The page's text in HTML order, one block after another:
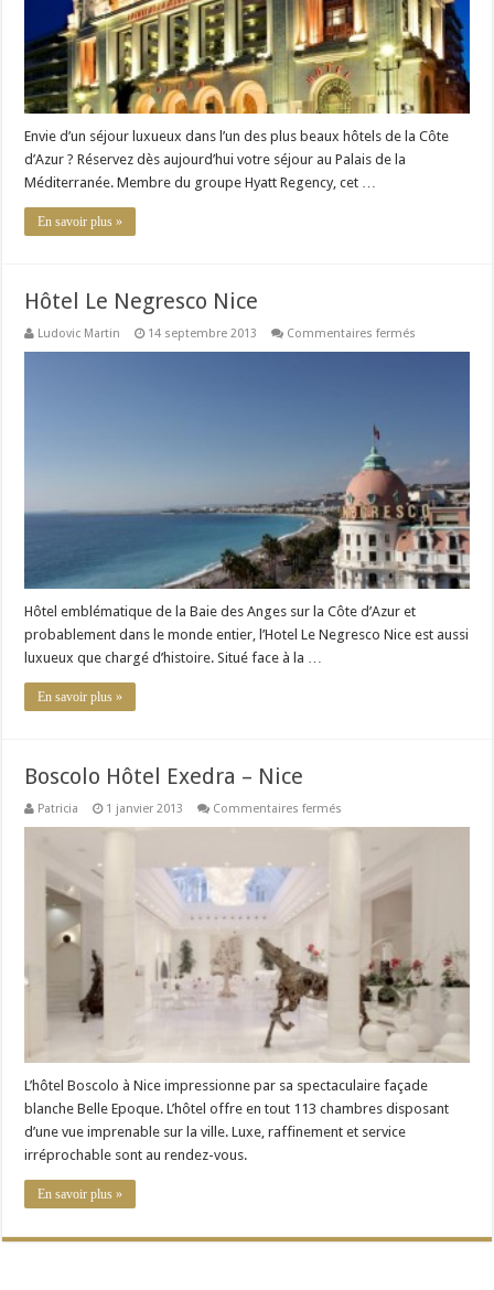
Envie d’un séjour luxueux dans l’un des plus beaux hôtels de la Côte
d’Azur ? Réservez dès aujourd’hui votre séjour au Palais de la
Méditerranée. Membre du groupe Hyatt Regency, cet …
En savoir plus »
Hôtel Le Negresco Nice
Ludovic Martin 14 septembre 2013 Commentaires fermés
Hôtel emblématique de la Baie des Anges sur la Côte d’Azur et
probablement dans le monde entier, l’Hotel Le Negresco Nice est aussi
luxueux que chargé d’histoire. Situé face à la …
En savoir plus »
Boscolo Hôtel Exedra – Nice
Patricia 1 janvier 2013 Commentaires fermés
Hôtel
L’hôtel Boscolo à Nice impressionne par sa spectaculaire façade
blanche Belle Epoque. L’hôtel offre en tout 113 chambres disposant
d’une vue imprenable sur la ville. Luxe, raffinement et service
irréprochable sont au rendez-vous.
En savoir plus »